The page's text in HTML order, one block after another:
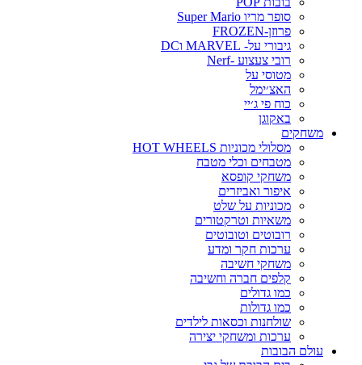
סופר מריו Super Mario
פרוזן-FROZEN
גיבורי על- MARVEL וDC
רובי צעצוע -Nerf
מטוסי על
האצ׳ימל
כוח פי ג׳יי
באקוגן
משחקים
מסלולי מכוניות HOT WHEELS
מטבחים וכלי מטבח
משחקי קופסא
איפור ואביזרים
מכוניות על שלט
משאיות וטרקטורים
רובוטים וטובוטים
ערכות חקר ומדע
משחקי חשיבה
קלפים חברה וחשיבה
כמו גדולים
כמו גדולות
שולחנות וכסאות לילדים
ערכות ומשחקי יצירה
עולם הבובות